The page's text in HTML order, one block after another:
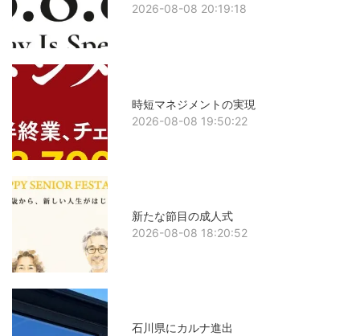
2026-08-08 20:19:18
時短マネジメントの実現
2026-08-08 19:50:22
新たな節目の成人式
2026-08-08 18:20:52
石川県にカルナ進出